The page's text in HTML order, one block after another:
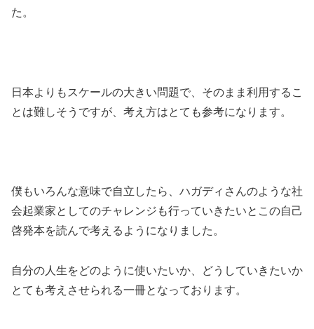
た。
日本よりもスケールの大きい問題で、そのまま利用するこ
とは難しそうですが、考え方はとても参考になります。
僕もいろんな意味で自立したら、ハガディさんのような社
会起業家としてのチャレンジも行っていきたいとこの自己
啓発本を読んで考えるようになりました。
自分の人生をどのように使いたいか、どうしていきたいか
とても考えさせられる一冊となっております。